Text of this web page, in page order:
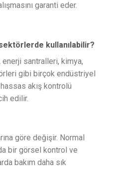
garanti eder.
kullanılabilir?
santralleri, kimya,
gibi birçok endüstriyel
akış kontrolü
edilir.
göre değişir. Normal
bir görsel kontrol ve
bakım daha sık